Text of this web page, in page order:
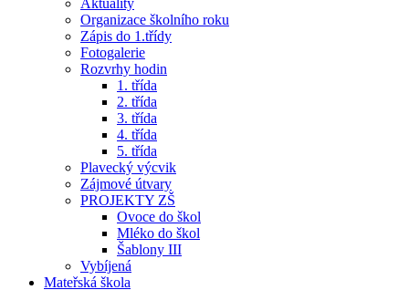
Aktuality
Organizace školního roku
Zápis do 1.třídy
Fotogalerie
Rozvrhy hodin
1. třída
2. třída
3. třída
4. třída
5. třída
Plavecký výcvik
Zájmové útvary
PROJEKTY ZŠ
Ovoce do škol
Mléko do škol
Šablony III
Vybíjená
Mateřská škola